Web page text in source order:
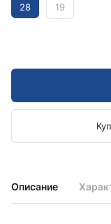
Описание
28 19